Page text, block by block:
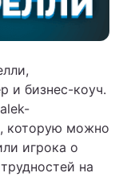
и бизнес-коуч.
которую можно
игрока о
на